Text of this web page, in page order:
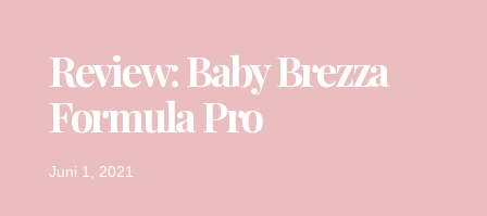
Review: Baby Brezza
Formula Pro
Juni 1, 2021